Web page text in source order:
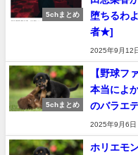
5chまとめ
堕ちるわ
者★]
2025年9月12
5chまとめ
【野球フ
本当によ
のバラエ
2025年9月6日
ホリエモ